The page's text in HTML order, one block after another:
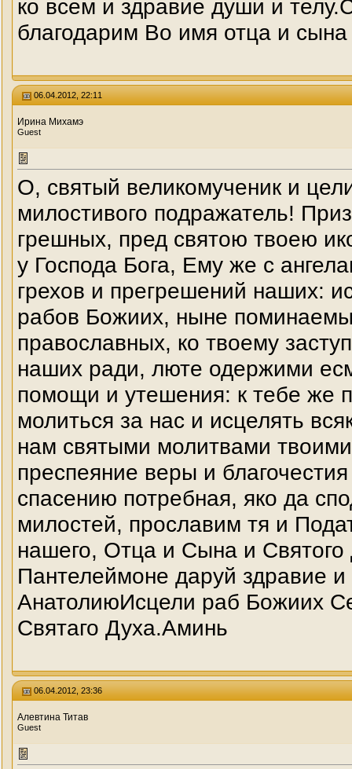
ко всем и здравие души и
благодарим Во имя отца и
06.04.2012, 22:11
Ирина Михамэ
Guest
О, святый великомученик и
милостивого подражатель!
грешных, пред святою твоею
у Господа Бога, Ему же с
грехов и прегрешений наших:
рабов Божиих, ныне
православных, ко твоему
наших ради, люте одержими
помощи и утешения: к тебе же
молиться за нас и исцелять
нам святыми молитвами
преспеяние веры и
спасению потребная, яко да
милостей, прославим тя и
нашего, Отца и Сына и
Пантелеймоне даруй здравие
АнатолиюИсцели раб Божиих
Святаго Духа.Аминь
06.04.2012, 23:36
Алевтина Титав
Guest